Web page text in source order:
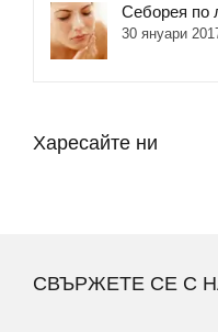
Себорея по
30 януари
Харесайте ни
СВЪРЖЕТЕ СЕ С